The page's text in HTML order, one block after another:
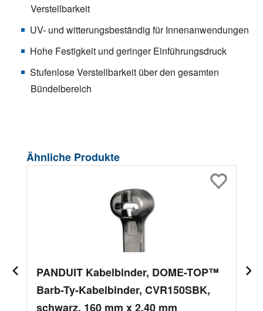
Verstellbarkeit
UV- und witterungsbeständig für Innenanwendungen
Hohe Festigkeit und geringer Einführungsdruck
Stufenlose Verstellbarkeit über den gesamten
Bündelbereich
Produktgalerie überspringen
Ähnliche Produkte
PANDUIT Kabelbinder, DOME-TOP™
Barb-Ty-Kabelbinder, CVR150SBK,
schwarz, 160 mm x 2,40 mm